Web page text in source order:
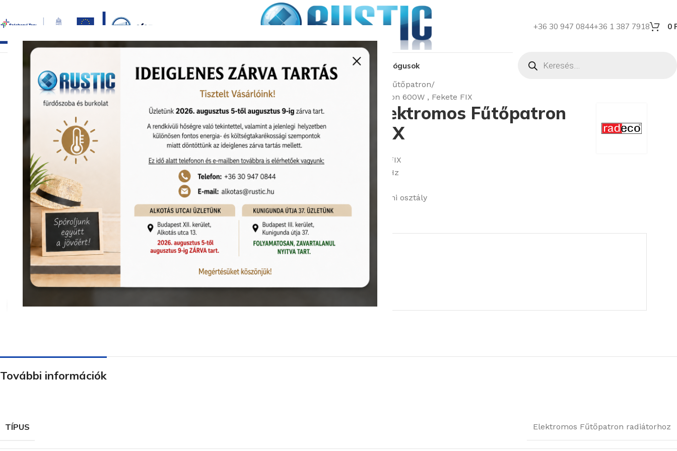
+36 30 947 0844+36 1 387 7918 0
termékek képgalériabemutatkozásüzleteink látványtervezés pályázat katalógusok
Nagyításhoz kattints ide
Elektromos Fűtőpatron
RADECO NEX Elektromos Fűtőpatron 600W , Fekete FIX
RADECO NEX Elektromos Fűtőpatron
600W , Fekete FIX
Cikkszám:Radeco/RADNEX600BF FIX
• Névleges tápfeszültség: 230V, 50Hz
• IPx4 – Víz behatolás elleni védelmi osztály
• Teljesítmény: 600W
51 250Ft
Rendelhető (2-3 hét)
További információk
TÍPUS Elektromos Fűtőpatron radiátorhoz